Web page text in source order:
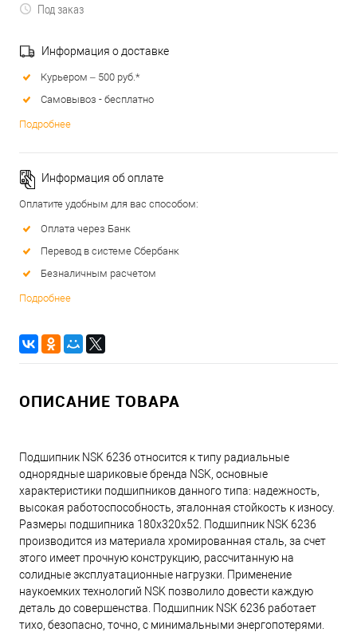
Под заказ
Информация о доставке
Курьером – 500 руб.*
Самовывоз - бесплатно
Подробнее
Информация об оплате
Оплатите удобным для вас способом:
Оплата через Банк
Перевод в системе Сбербанк
Безналичным расчетом
Подробнее
ОПИСАНИЕ ТОВАРА
Подшипник NSK 6236 относится к типу радиальные
однорядные шариковые бренда NSK, основные
характеристики подшипников данного типа: надежность,
высокая работоспособность, эталонная стойкость к износу.
Размеры подшипника 180x320x52. Подшипник NSK 6236
производится из материала хромированная сталь, за счет
этого имеет прочную конструкцию, рассчитанную на
солидные эксплуатационные нагрузки. Применение
наукоемких технологий NSK позволило довести каждую
деталь до совершенства. Подшипник NSK 6236 работает
тихо, безопасно, точно, с минимальными энергопотерями.